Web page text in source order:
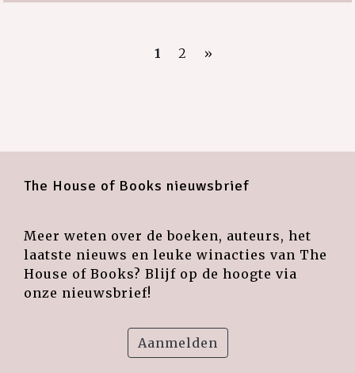
1 2 »
The House of Books nieuwsbrief
Meer weten over de boeken, auteurs, het
laatste nieuws en leuke winacties van The
House of Books? Blijf op de hoogte via
onze nieuwsbrief!
Aanmelden